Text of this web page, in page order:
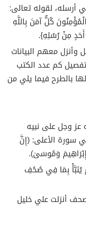
أرسله، لقوله تعالى:
كُلٌّ آمَنَ بِاللَّهِ
مِنْ رُسُلِهِ}.
وأنزل معهم البيانات
كم عدد الكتب
بالطرح فيما يلي من
عز وجل على نبيه
سورة الأعلى: (إِنَّ
يُنَبَّأْ بِمَا فِي صُحُفِ
أنزلت علي خليل